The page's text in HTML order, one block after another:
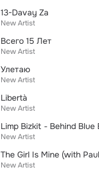
13-Davay Za
New Artist
Всего 15 Лет
New Artist
Улетаю
New Artist
Libertà
New Artist
Limp Bizkit - Behind Blue
New Artist
The Girl Is Mine (with
New Artist